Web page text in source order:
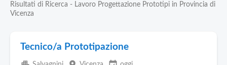
Elenco
Blog
Risultati di Ricerca - Lavoro Progettazione Prototipi in Provincia di
Vicenza
Tecnico/a Prototipazione